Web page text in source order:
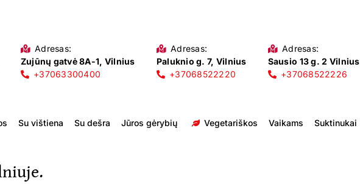
Adresas:
Zujūnų gatvė 8A-1, Vilnius
+37063300400
Adresas:
Paluknio g. 7, Vilnius
+37068522220
Adresas:
Sausio 13 g. 2 Vilnius
+37068522226
Su vištiena Su dešra Jūros gėrybių Vegetariškos Vaikams Suktinukai